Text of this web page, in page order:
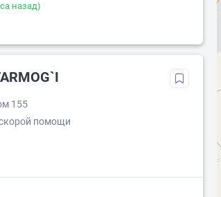
назад)
155
помощи